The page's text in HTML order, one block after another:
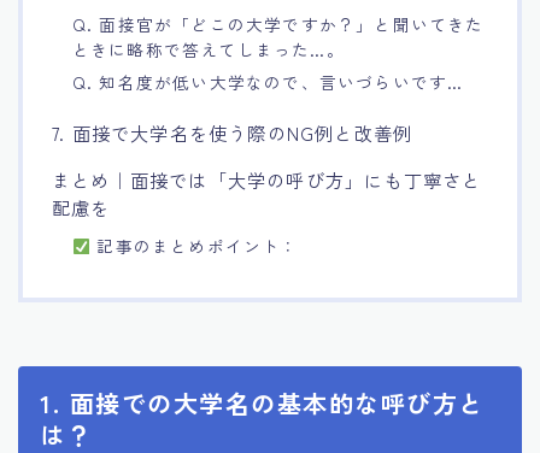
Q. 面接官が「どこの大学ですか？」と聞いてきた
ときに略称で答えてしまった…。
Q. 知名度が低い大学なので、言いづらいです…
7. 面接で大学名を使う際のNG例と改善例
まとめ｜面接では「大学の呼び方」にも丁寧さと
配慮を
記事のまとめポイント：
1. 面接での大学名の基本的な呼び方と
は？